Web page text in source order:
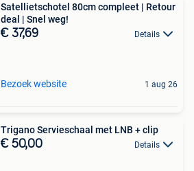
Satellietschotel 80cm compleet | Retour
deal | Snel weg!
€ 37,69 Details
Bezoek website 1 aug 26
Trigano Servieschaal met LNB + clip
€ 50,00 Details